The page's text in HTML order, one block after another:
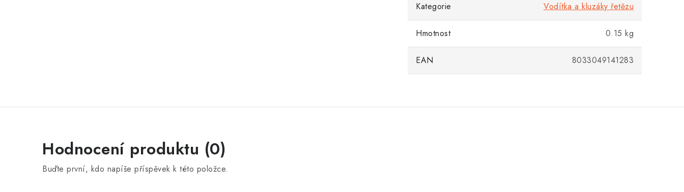
Kategorie Vodítka a kluzáky řetězu
Hmotnost 0.15 kg
EAN 8033049141283
Hodnocení produktu (0)
Buďte první, kdo napíše příspěvek k této položce.